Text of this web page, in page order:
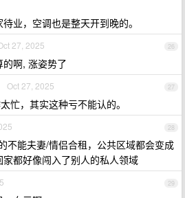
业，空调也是整天开到晚的。
26
27, 2025
啊, 涨姿势了
27
Oct 27, 2025
忙，其实这种亏不能认的。
28
不能夫妻/情侣合租，公共区域都会变成
都好像闯入了别人的私人领域
29